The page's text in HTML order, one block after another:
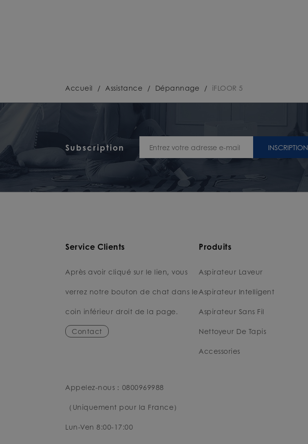
Accueil / Assistance / Dépannage / iFLOOR 5
Subscription INSCRIPTION
Service Clients
Après avoir cliqué sur le lien, vous
verrez notre bouton de chat dans le
coin inférieur droit de la page.
Contact
Appelez-nous：0800969988
（Uniquement pour la France）
Lun-Ven 8:00-17:00
Produits
Aspirateur Laveur
Aspirateur Intelligent
Aspirateur Sans Fil
Nettoyeur De Tapis
Accessories